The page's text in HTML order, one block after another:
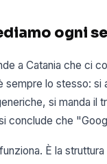
ogni
a Catania che ci
sempre lo stesso:
si manda il
conclude che
È la